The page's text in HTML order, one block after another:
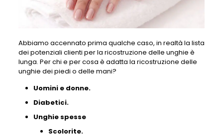
Abbiamo accennato prima qualche caso, in realtà la lista
dei potenziali clienti per la ricostruzione delle unghie è
lunga. Per chi e per cosa è adatta la ricostruzione delle
unghie dei piedi o delle mani?
Uomini e donne.
Diabetici.
Unghie spesse
Scolorite.